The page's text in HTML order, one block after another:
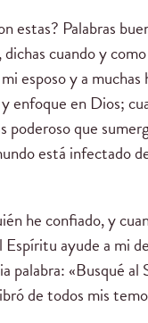
estas? Palabras
dichas cuando y
esposo y a
enfoque en Dios;
poderoso que
está infectado
he confiado, y
ayude a mi
palabra: «Busqué al
de todos mis